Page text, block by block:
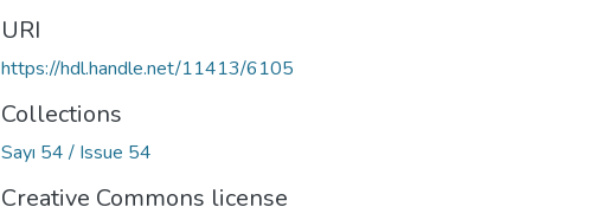
URI
https://hdl.handle.net/11413/6105
Collections
Sayı 54 / Issue 54
Creative Commons license